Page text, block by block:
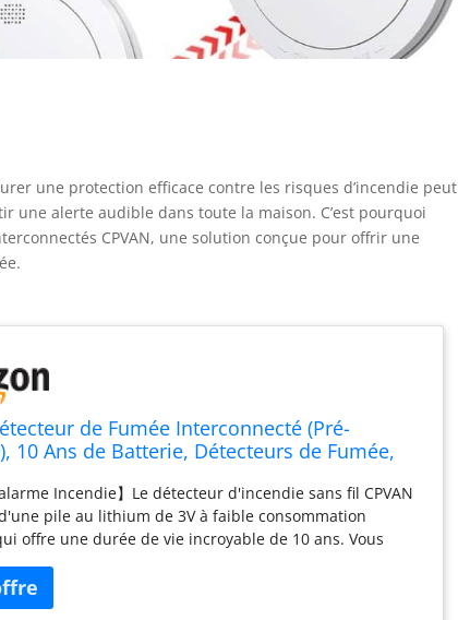
une protection efficace contre les risques d’incendie peut
une alerte audible dans toute la maison. C’est pourquoi
CPVAN, une solution conçue pour offrir une
de Fumée Interconnecté (Pré-
10 Ans de Batterie, Détecteurs de Fumée,
PiècesIncendie】Le détecteur d'incendie sans fil CPVAN
pile au lithium de 3V à faible consommation
offre une durée de vie incroyable de 10 ans. Vous
de changer la pile fréquemment pour bénéficier
ininterrompue 24h/24 et 7j/7. (Piles non
【Détecteur de Fumée Pré-lié】CPVAN FSI-3001